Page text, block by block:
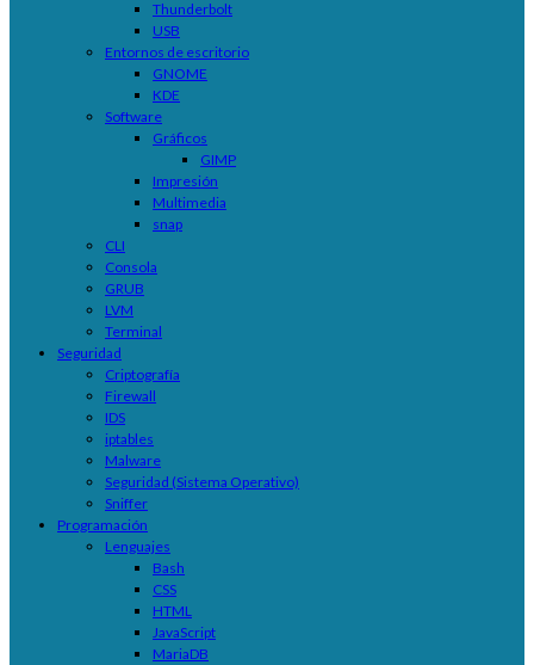
Thunderbolt
USB
Entornos de escritorio
GNOME
KDE
Software
Gráficos
GIMP
Impresión
Multimedia
snap
CLI
Consola
GRUB
LVM
Terminal
Seguridad
Criptografía
Firewall
IDS
iptables
Malware
Seguridad (Sistema Operativo)
Sniffer
Programación
Lenguajes
Bash
CSS
HTML
JavaScript
MariaDB